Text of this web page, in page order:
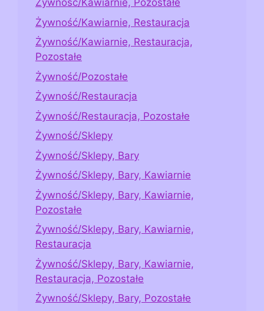
Żywność/Kawiarnie, Pozostałe
Żywność/Kawiarnie, Restauracja
Żywność/Kawiarnie, Restauracja,
Pozostałe
Żywność/Pozostałe
Żywność/Restauracja
Żywność/Restauracja, Pozostałe
Żywność/Sklepy
Żywność/Sklepy, Bary
Żywność/Sklepy, Bary, Kawiarnie
Żywność/Sklepy, Bary, Kawiarnie,
Pozostałe
Żywność/Sklepy, Bary, Kawiarnie,
Restauracja
Żywność/Sklepy, Bary, Kawiarnie,
Restauracja, Pozostałe
Żywność/Sklepy, Bary, Pozostałe